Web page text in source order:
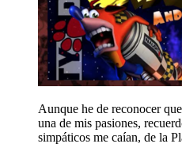
Aunque he de reconocer
una de mis pasiones,
simpáticos me caían, de la